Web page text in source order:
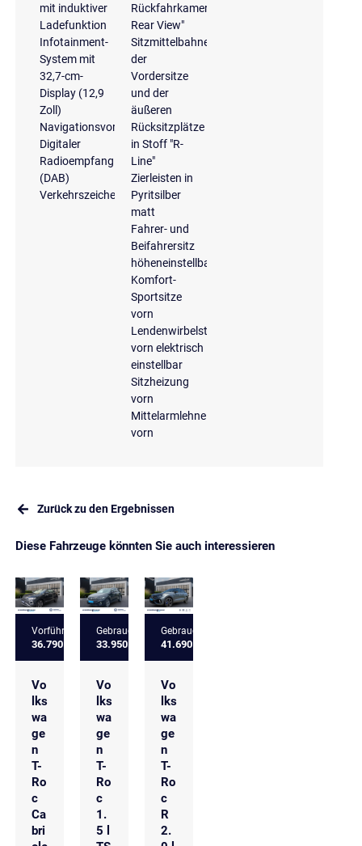
mit induktiver
Ladefunktion
Infotainment-
System mit
32,7-cm-
Display (12,9
Zoll)
Navigationsvorbereitung
Digitaler
Radioempfang
(DAB)
Verkehrszeichenerkennung
Rückfahrkamera
Rear View"
Sitzmittelbahnen
der
Vordersitze
und der
äußeren
Rücksitzplätze
in Stoff "R-
Line"
Zierleisten in
Pyritsilber
matt
Fahrer- und
Beifahrersitz
höheneinstellbar
Komfort-
Sportsitze
vorn
Lendenwirbelstütze
vorn elektrisch
einstellbar
Sitzheizung
vorn
Mittelarmlehne
vorn
Zurück zu den Ergebnissen
Diese Fahrzeuge könnten Sie auch interessieren
Vorführfahrzeug
36.790 €
Vo
lks
wa
ge
n
T-
Ro
c
Ca
bri
Gebrauchtfahrzeug
33.950 €
Vo
lks
wa
ge
n
T-
Ro
c
1.
5 l
Gebrauchtfahrzeug
41.690 €
Vo
lks
wa
ge
n
T-
Ro
c
R
2.